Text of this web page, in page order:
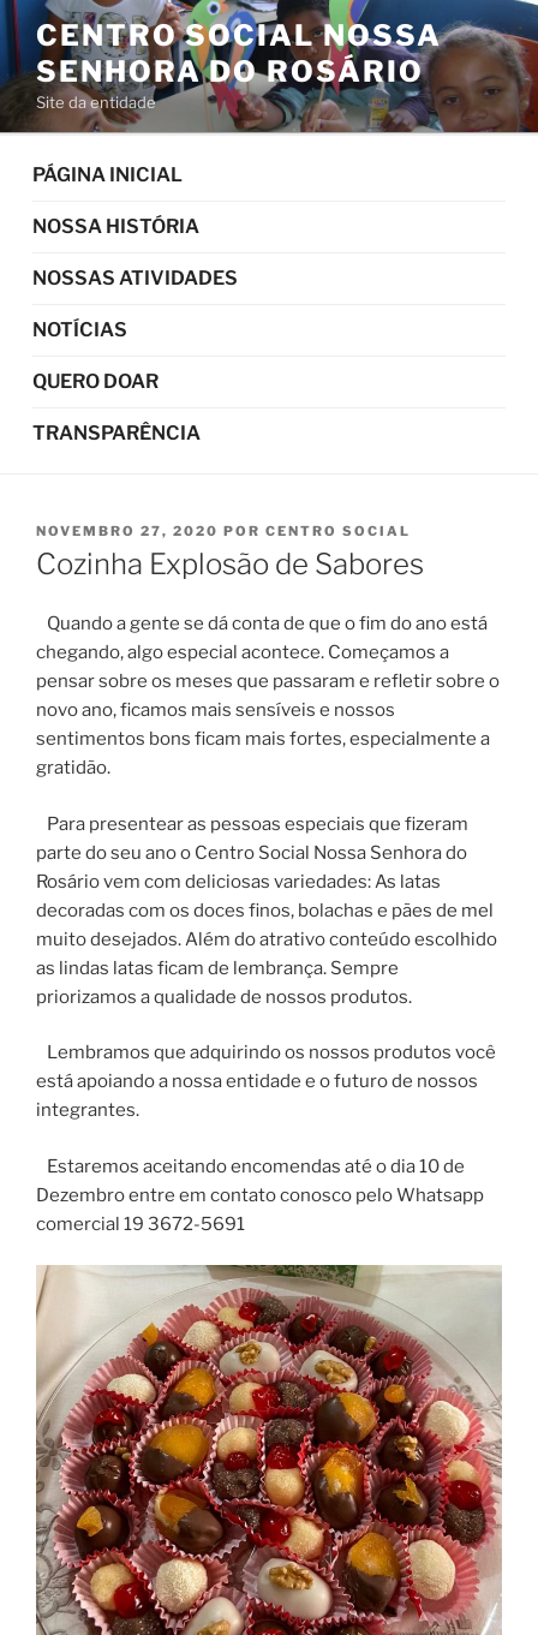
Pular
para
conteúdo
CENTRO SOCIAL NOSSA
SENHORA DO ROSÁRIO
Site da entidade
PÁGINA INICIAL
NOSSA HISTÓRIA
NOSSAS ATIVIDADES
NOTÍCIAS
QUERO DOAR
TRANSPARÊNCIA
PUBLICADO
EM
NOVEMBRO 27, 2020 POR CENTRO SOCIAL
Cozinha Explosão de Sabores
Quando a gente se dá conta de que o fim do ano está
chegando, algo especial acontece. Começamos a
pensar sobre os meses que passaram e refletir sobre o
novo ano, ficamos mais sensíveis e nossos
sentimentos bons ficam mais fortes, especialmente a
gratidão.
Para presentear as pessoas especiais que fizeram
parte do seu ano o Centro Social Nossa Senhora do
Rosário vem com deliciosas variedades: As latas
decoradas com os doces finos, bolachas e pães de mel
muito desejados. Além do atrativo conteúdo escolhido
as lindas latas ficam de lembrança. Sempre
priorizamos a qualidade de nossos produtos.
Lembramos que adquirindo os nossos produtos você
está apoiando a nossa entidade e o futuro de nossos
integrantes.
Estaremos aceitando encomendas até o dia 10 de
Dezembro entre em contato conosco pelo Whatsapp
comercial 19 3672-5691